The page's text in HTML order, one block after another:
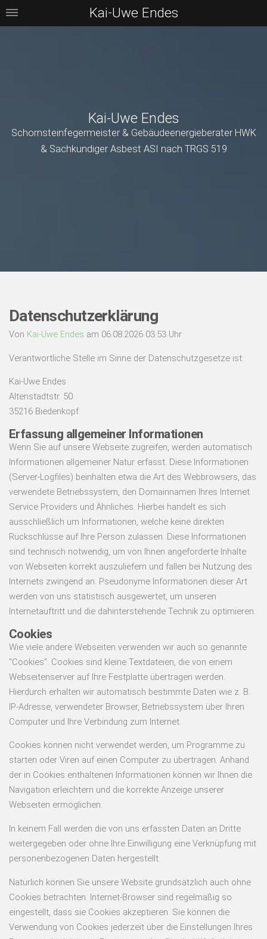
Kai-Uwe Endes
Schornsteinfegermeister & Gebäudeenergieberater HWK
& Sachkundiger Asbest ASI nach TRGS 519
Datenschutzerklärung
Von Kai-Uwe Endes am 06.08.2026 03:53 Uhr
Verantwortliche Stelle im Sinne der Datenschutzgesetze ist:
Kai-Uwe Endes
Altenstadtstr. 50
35216 Biedenkopf
Erfassung allgemeiner Informationen
Wenn Sie auf unsere Webseite zugreifen, werden automatisch
Informationen allgemeiner Natur erfasst. Diese Informationen
(Server-Logfiles) beinhalten etwa die Art des Webbrowsers, das
verwendete Betriebssystem, den Domainnamen Ihres Internet
Service Providers und Ähnliches. Hierbei handelt es sich
ausschließlich um Informationen, welche keine direkten
Rückschlüsse auf Ihre Person zulassen. Diese Informationen
sind technisch notwendig, um von Ihnen angeforderte Inhalte
von Webseiten korrekt auszuliefern und fallen bei Nutzung des
Internets zwingend an. Pseudonyme Informationen dieser Art
werden von uns statistisch ausgewertet, um unseren
Internetauftritt und die dahinterstehende Technik zu optimieren.
Cookies
Wie viele andere Webseiten verwenden wir auch so genannte
"Cookies". Cookies sind kleine Textdateien, die von einem
Webseitenserver auf Ihre Festplatte übertragen werden.
Hierdurch erhalten wir automatisch bestimmte Daten wie z. B.
IP-Adresse, verwendeter Browser, Betriebssystem über Ihren
Computer und Ihre Verbindung zum Internet.
Cookies können nicht verwendet werden, um Programme zu
starten oder Viren auf einen Computer zu übertragen. Anhand
der in Cookies enthaltenen Informationen können wir Ihnen die
Navigation erleichtern und die korrekte Anzeige unserer
Webseiten ermöglichen.
In keinem Fall werden die von uns erfassten Daten an Dritte
weitergegeben oder ohne Ihre Einwilligung eine Verknüpfung mit
personenbezogenen Daten hergestellt.
Natürlich können Sie unsere Website grundsätzlich auch ohne
Cookies betrachten. Internet-Browser sind regelmäßig so
eingestellt, dass sie Cookies akzeptieren. Sie können die
Verwendung von Cookies jederzeit über die Einstellungen Ihres
Kai-Uwe Endes